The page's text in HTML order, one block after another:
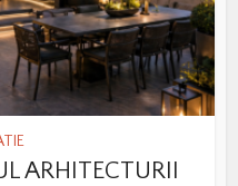
ARHITECTURII